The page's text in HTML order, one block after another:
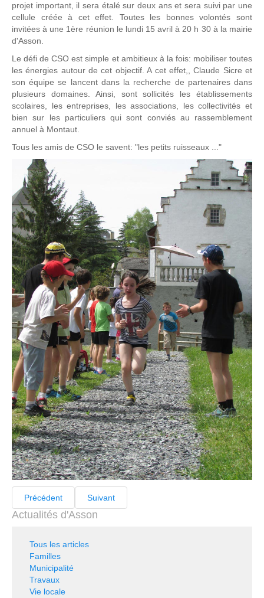
projet important, il sera étalé sur deux ans et sera suivi par une
cellule créée à cet effet. Toutes les bonnes volontés sont
invitées à une 1ère réunion le lundi 15 avril à 20 h 30 à la mairie
d'Asson.
Le défi de CSO est simple et ambitieux à la fois: mobiliser toutes
les énergies autour de cet objectif. A cet effet,, Claude Sicre et
son équipe se lancent dans la recherche de partenaires dans
plusieurs domaines. Ainsi, sont sollicités les établissements
scolaires, les entreprises, les associations, les collectivités et
bien sur les particuliers qui sont conviés au rassemblement
annuel à Montaut.
Tous les amis de CSO le savent: "les petits ruisseaux ..."
Précédent Suivant
Actualités d'Asson
Tous les articles
Familles
Municipalité
Travaux
Vie locale